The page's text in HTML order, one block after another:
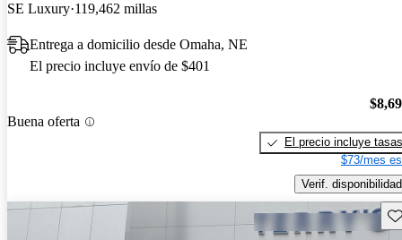
SE Luxury 119,462 millas
Entrega a domicilio desde Omaha, NE
El precio incluye envío de $401
Buena oferta
El precio incluye tasas
$73/mes
Verif. disponibilidad